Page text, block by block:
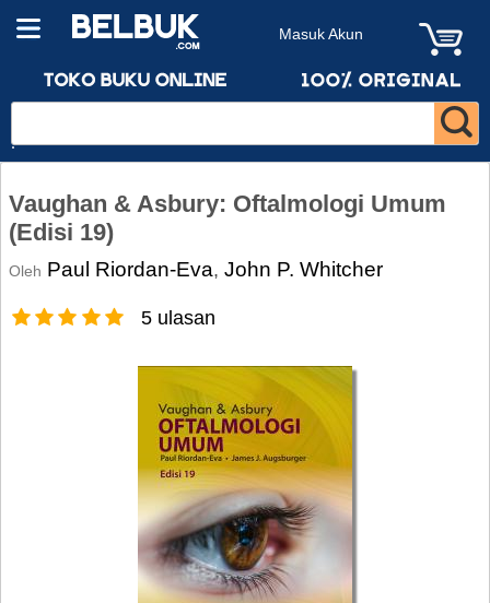
Masuk Akun
Vaughan & Asbury: Oftalmologi Umum
(Edisi 19)
Oleh Paul Riordan-Eva, John P. Whitcher
5 ulasan